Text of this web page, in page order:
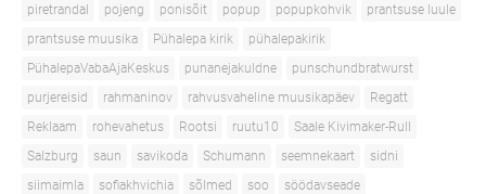
piretrandal
pojeng ponisõit popup popupkohvik
prantsuse luule
prantsuse muusika
Pühalepa kirik
pühalepakirik
PühalepaVabaAjaKeskus
punanejakuldne
punschundbratwurst
purjereisid
rahmaninov rahvusvaheline muusikapäev
Regatt
Reklaam
rohevahetus Rootsi ruutu10
Saale Kivimaker-Rull
Salzburg
saun savikoda Schumann seemnekaart
sidni
siimaimla
sofiakhvichia sõlmed soo
söödavseade